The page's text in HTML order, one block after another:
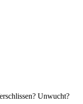
Unwucht?